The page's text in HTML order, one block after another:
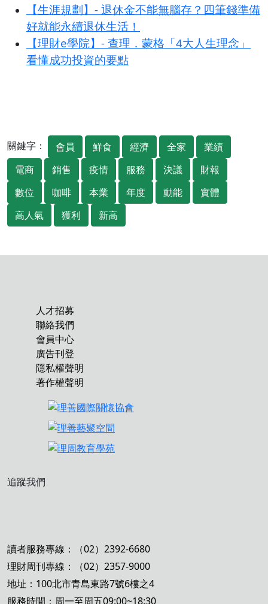
【生涯規劃】- 退休金不能無腦存？四筆錢準備
好就能永續退休生活！
【理財e學院】- 查理．蒙格「4大人生理念」
看懂成功投資的要點
關鍵字： 會員 鮮食 經濟 全家
業績
電商
銷售 疫情 服務 決議
財報
數位
咖啡 本業 年度 動能
實體
高人氣
獲利 新高
人才招募
聯絡我們
會員中心
廣告刊登
隱私權聲明
著作權聲明
追蹤我們
讀者服務專線：（02）2392-6680
理財周刊專線：（02）2357-9000
地址：100北市青島東路7號6樓之4
服務時間：周一至周五09:00~18:30